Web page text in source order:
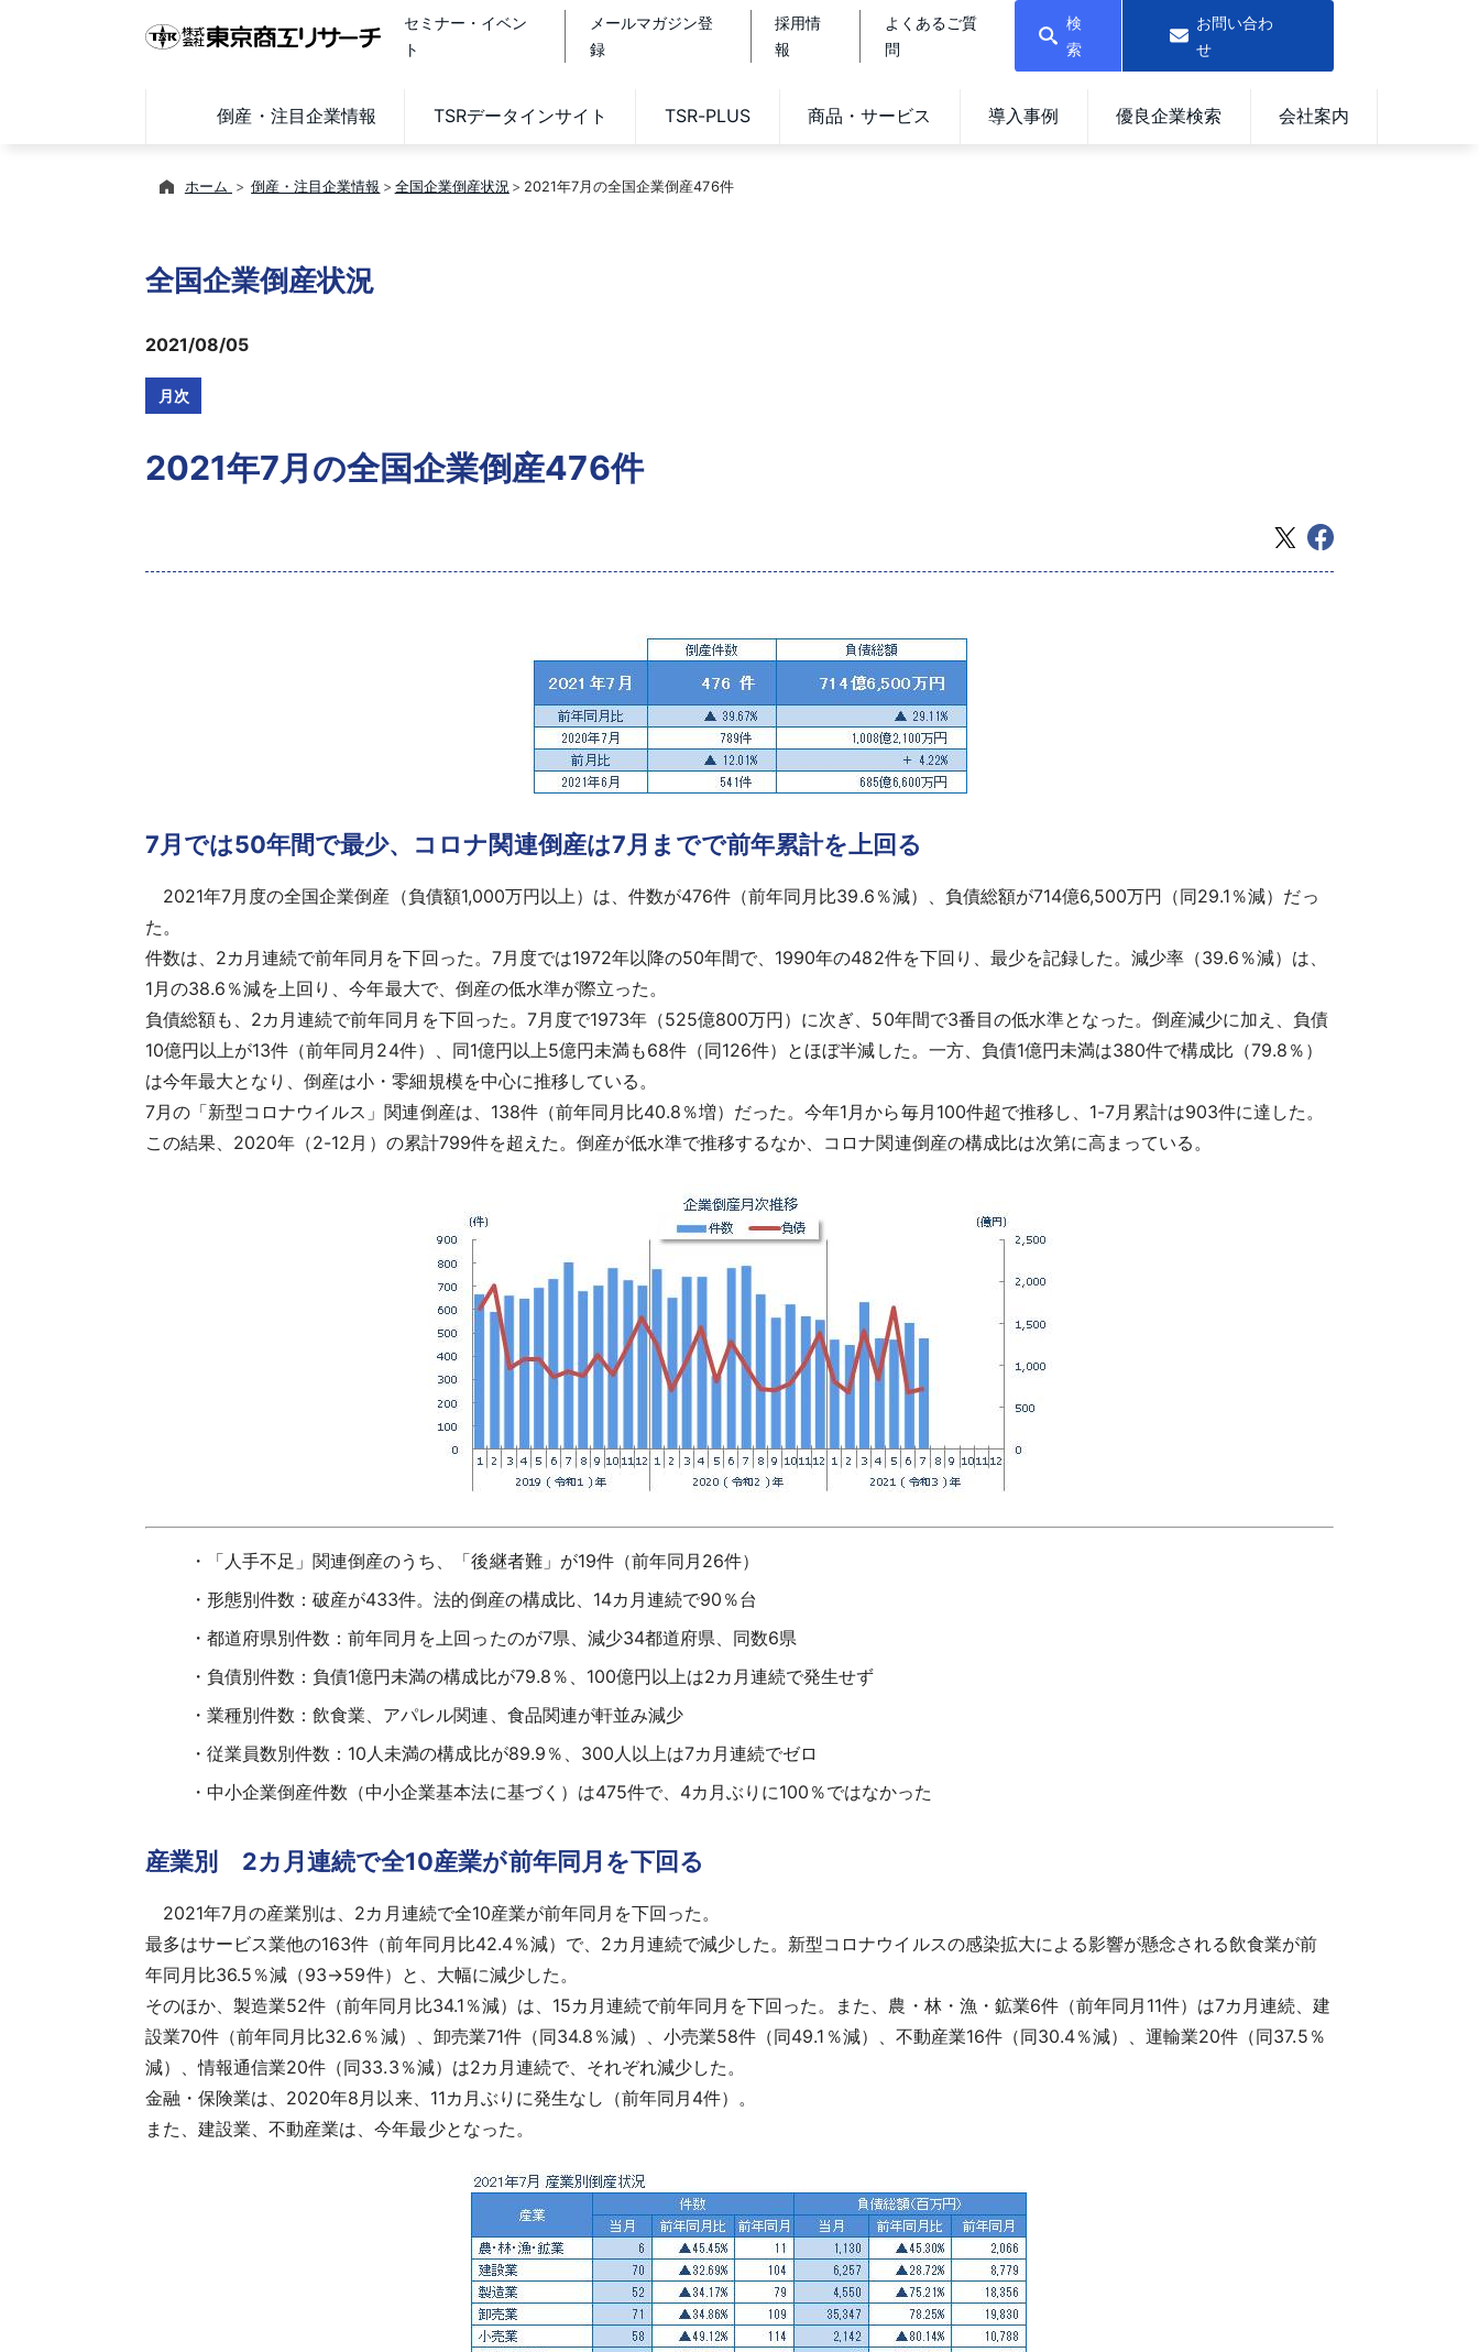
セミナー・イベン
ト
メールマガジン登
録
採用情
報
よくあるご質
問
検
索
お問い合わ
せ
倒産・注目企業情報 TSRデータインサイト TSR-PLUS 商品・サービス 導入事例 優良企業検索 会社案内
ホーム 倒産・注目企業情報 全国企業倒産状況 2021年7月の全国企業倒産476件
全国企業倒産状況
2021/08/05
月次
2021年7月の全国企業倒産476件
7月では50年間で最少、コロナ関連倒産は7月までで前年累計を上回る
2021年7月度の全国企業倒産（負債額1,000万円以上）は、件数が476件（前年同月比39.6％減）、負債総額が714億6,500万円（同29.1％減）だっ
た。
件数は、2カ月連続で前年同月を下回った。7月度では1972年以降の50年間で、1990年の482件を下回り、最少を記録した。減少率（39.6％減）は、
1月の38.6％減を上回り、今年最大で、倒産の低水準が際立った。
負債総額も、2カ月連続で前年同月を下回った。7月度で1973年（525億800万円）に次ぎ、50年間で3番目の低水準となった。倒産減少に加え、負債
10億円以上が13件（前年同月24件）、同1億円以上5億円未満も68件（同126件）とほぼ半減した。一方、負債1億円未満は380件で構成比（79.8％）
は今年最大となり、倒産は小・零細規模を中心に推移している。
7月の 「新型コロナウイルス」関連倒産は、138件（前年同月比40.8％増）だった。今年1月から毎月100件超で推移し、1-7月累計は903件に達した。
この結果、2020年（2-12月）の累計799件を超えた。倒産が低水準で推移するなか、コロナ関連倒産の構成比は次第に高まっている。
「人手不足」関連倒産のうち、「後継者難」が19件（前年同月26件）
形態別件数：破産が433件。法的倒産の構成比、14カ月連続で90％台
都道府県別件数：前年同月を上回ったのが7県、減少34都道府県、同数6県
負債別件数：負債1億円未満の構成比が79.8％、100億円以上は2カ月連続で発生せず
業種別件数：飲食業、アパレル関連、食品関連が軒並み減少
従業員数別件数：10人未満の構成比が89.9％、300人以上は7カ月連続でゼロ
中小企業倒産件数（中小企業基本法に基づく）は475件で、4カ月ぶりに100％ではなかった
産業別 2カ月連続で全10産業が前年同月を下回る
2021年7月の産業別は、2カ月連続で全10産業が前年同月を下回った。
最多はサービス業他の163件（前年同月比42.4％減）で、2カ月連続で減少した。新型コロナウイルスの感染拡大による影響が懸念される飲食業が前
年同月比36.5％減（93→59件）と、大幅に減少した。
そのほか、製造業52件（前年同月比34.1％減）は、15カ月連続で前年同月を下回った。また、農・林・漁・鉱業6件（前年同月11件）は7カ月連続、建
設業70件（前年同月比32.6％減）、卸売業71件（同34.8％減）、小売業58件（同49.1％減）、不動産業16件（同30.4％減）、運輸業20件（同37.5％
減）、情報通信業20件（同33.3％減）は2カ月連続で、それぞれ減少した。
金融・保険業は、2020年8月以来、11カ月ぶりに発生なし（前年同月4件）。
また、建設業、不動産業は、今年最少となった。